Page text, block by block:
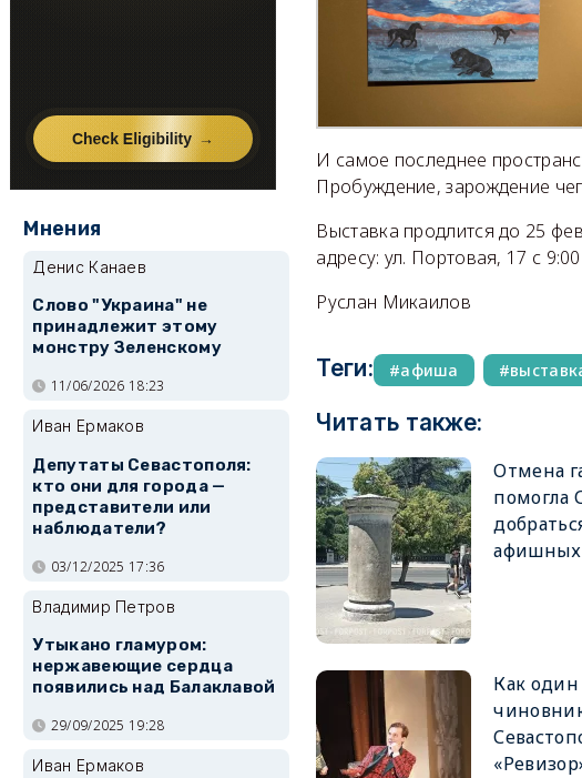
И самое последнее
Пробуждение, зарождение
Выставка продлится до 25
адресу: ул. Портовая, 17 с
Руслан Микаилов
Теги: афиша
Читать также:
Отмена
помогла
Как один
Мнения
Денис Канаев
Слово "Украина" не
принадлежит этому
монстру Зеленскому
11/06/2026 18:23
Иван Ермаков
Депутаты Севастополя:
кто они для города —
представители или
наблюдатели?
03/12/2025 17:36
Владимир Петров
Утыкано гламуром:
нержавеющие сердца
появились над Балаклавой
29/09/2025 19:28
Иван Ермаков